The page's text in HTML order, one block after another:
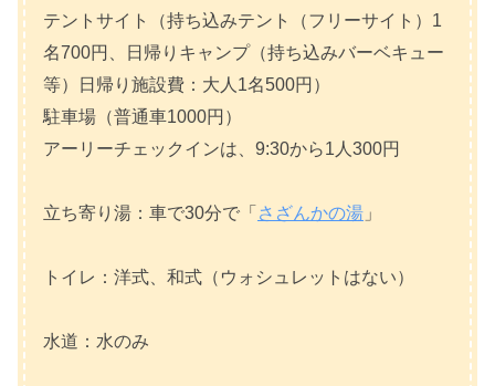
テントサイト（持ち込みテント（フリーサイト）1
名700円、日帰りキャンプ（持ち込みバーベキュー
等）日帰り施設費：大人1名500円）
駐車場（普通車1000円）
アーリーチェックインは、9:30から1人300円
立ち寄り湯：車で30分で「 さざんかの湯 」
トイレ：洋式、和式（ウォシュレットはない）
水道：水のみ